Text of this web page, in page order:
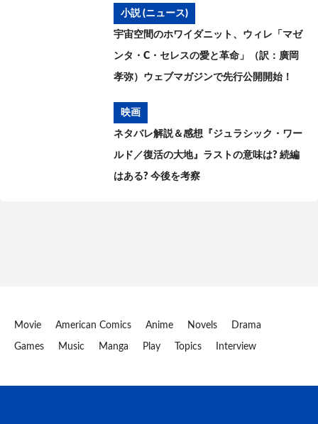
小説 (ニュース)
宇宙空間のホワイダニット、ウィレ「マゼ
ンタ・C・セレスの愛と革命」（訳：廣岡
孝弥）ウェブマガジンで先行公開開始！
映画
ネタバレ解説＆感想『ジュラシック・ワー
ルド／復活の大地』ラストの意味は? 続編
はある? 今後を考察
Movie American Comics Anime Novels Drama
Games Music Manga Play Topics Interview